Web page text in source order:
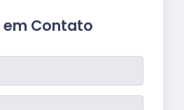
em Contato